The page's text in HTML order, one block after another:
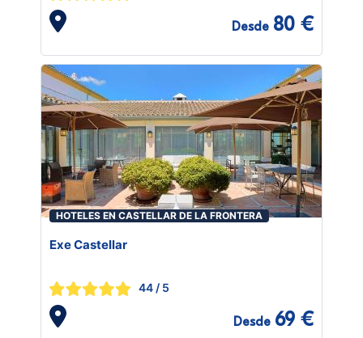
Desde 80 €
HOTELES EN CASTELLAR DE LA FRONTERA
Exe Castellar
44 / 5
Desde 69 €